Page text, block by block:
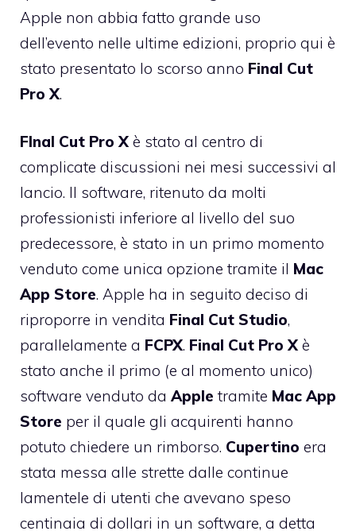
Apple non abbia fatto grande uso
dell’evento nelle ultime edizioni, proprio qui è
stato presentato lo scorso anno Final Cut
Pro X.
FInal Cut Pro X è stato al centro di
complicate discussioni nei mesi successivi al
lancio. Il software, ritenuto da molti
professionisti inferiore al livello del suo
predecessore, è stato in un primo momento
venduto come unica opzione tramite il Mac
App Store. Apple ha in seguito deciso di
riproporre in vendita Final Cut Studio,
parallelamente a FCPX. Final Cut Pro X è
stato anche il primo (e al momento unico)
software venduto da Apple tramite Mac App
Store per il quale gli acquirenti hanno
potuto chiedere un rimborso. Cupertino era
stata messa alle strette dalle continue
lamentele di utenti che avevano speso
centinaia di dollari in un software, a detta